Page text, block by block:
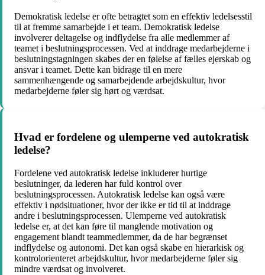
Demokratisk ledelse er ofte betragtet som en effektiv ledelsesstil
til at fremme samarbejde i et team. Demokratisk ledelse
involverer deltagelse og indflydelse fra alle medlemmer af
teamet i beslutningsprocessen. Ved at inddrage medarbejderne i
beslutningstagningen skabes der en følelse af fælles ejerskab og
ansvar i teamet. Dette kan bidrage til en mere
sammenhængende og samarbejdende arbejdskultur, hvor
medarbejderne føler sig hørt og værdsat.
Hvad er fordelene og ulemperne ved autokratisk
ledelse?
Fordelene ved autokratisk ledelse inkluderer hurtige
beslutninger, da lederen har fuld kontrol over
beslutningsprocessen. Autokratisk ledelse kan også være
effektiv i nødsituationer, hvor der ikke er tid til at inddrage
andre i beslutningsprocessen. Ulemperne ved autokratisk
ledelse er, at det kan føre til manglende motivation og
engagement blandt teammedlemmer, da de har begrænset
indflydelse og autonomi. Det kan også skabe en hierarkisk og
kontrolorienteret arbejdskultur, hvor medarbejderne føler sig
mindre værdsat og involveret.